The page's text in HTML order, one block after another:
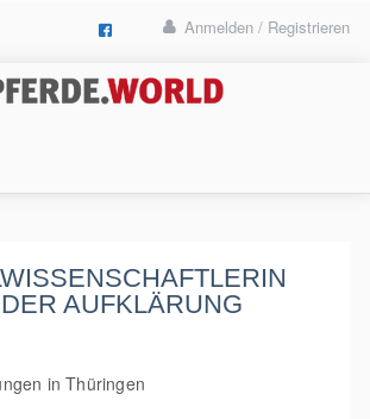
Anmelden / Registrieren
AUFKLÄRUNG